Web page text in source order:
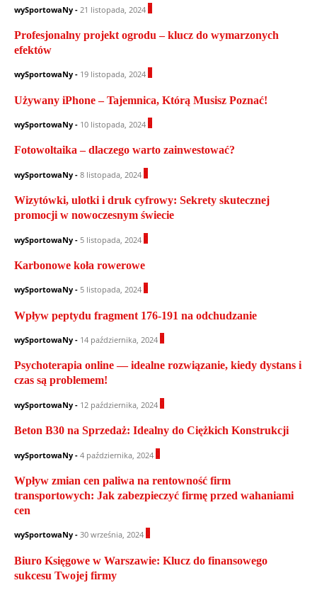
wySportowaNy - 21 listopada, 2024
Profesjonalny projekt ogrodu – klucz do wymarzonych
efektów
wySportowaNy - 19 listopada, 2024
Używany iPhone – Tajemnica, Którą Musisz Poznać!
wySportowaNy - 10 listopada, 2024
Fotowoltaika – dlaczego warto zainwestować?
wySportowaNy - 8 listopada, 2024
Wizytówki, ulotki i druk cyfrowy: Sekrety skutecznej
promocji w nowoczesnym świecie
wySportowaNy - 5 listopada, 2024
Karbonowe koła rowerowe
wySportowaNy - 5 listopada, 2024
Wpływ peptydu fragment 176-191 na odchudzanie
wySportowaNy - 14 października, 2024
Psychoterapia online — idealne rozwiązanie, kiedy dystans i
czas są problemem!
wySportowaNy - 12 października, 2024
Beton B30 na Sprzedaż: Idealny do Ciężkich Konstrukcji
wySportowaNy - 4 października, 2024
Wpływ zmian cen paliwa na rentowność firm
transportowych: Jak zabezpieczyć firmę przed wahaniami
cen
wySportowaNy - 30 września, 2024
Biuro Księgowe w Warszawie: Klucz do finansowego
sukcesu Twojej firmy